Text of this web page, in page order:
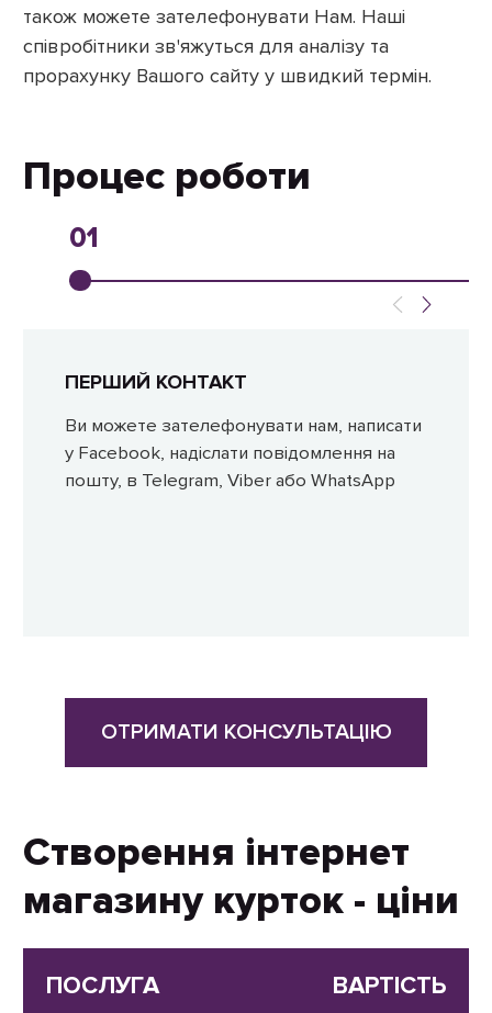
також можете зателефонувати Нам. Наші
співробітники зв'яжуться для аналізу та
прорахунку Вашого сайту у швидкий термін.
Процес роботи
01
ПЕРШИЙ КОНТАКТ
Ви можете зателефонувати нам, написати
у Facebook, надіслати повідомлення на
пошту, в Telegram, Viber або WhatsApp
ОТРИМАТИ КОНСУЛЬТАЦІЮ
Створення інтернет
магазину курток - ціни
ПОСЛУГА ВАРТІСТЬ